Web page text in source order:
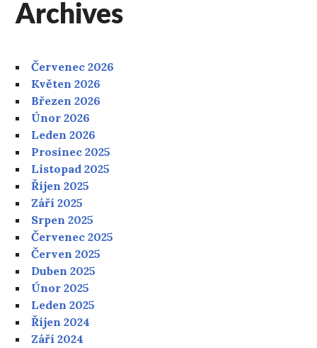
Archives
Červenec 2026
Květen 2026
Březen 2026
Únor 2026
Leden 2026
Prosinec 2025
Listopad 2025
Říjen 2025
Září 2025
Srpen 2025
Červenec 2025
Červen 2025
Duben 2025
Únor 2025
Leden 2025
Říjen 2024
Září 2024